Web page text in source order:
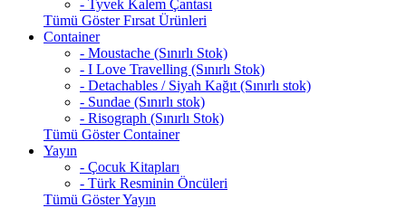
- Tyvek Kalem Çantası
Tümü Göster Fırsat Ürünleri
Container
- Moustache (Sınırlı Stok)
- I Love Travelling (Sınırlı Stok)
- Detachables / Siyah Kağıt (Sınırlı stok)
- Sundae (Sınırlı stok)
- Risograph (Sınırlı Stok)
Tümü Göster Container
Yayın
- Çocuk Kitapları
- Türk Resminin Öncüleri
Tümü Göster Yayın